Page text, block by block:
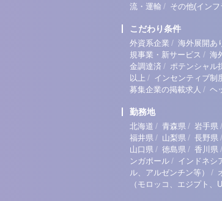
流・運輸 / その他(イン
こだわり条件
外資系企業 / 海外展開あ
規事業・新サービス / 海
金調達済 / ポテンシャル
以上 / インセンティブ制
募集企業の掲載求人 / ヘ
勤務地
北海道 / 青森県 / 岩手県 /
福井県 / 山梨県 / 長野県 /
山口県 / 徳島県 / 香川県 /
ンガポール / インドネシ
ル、アルゼンチン等）
/
（モロッコ、エジプト、